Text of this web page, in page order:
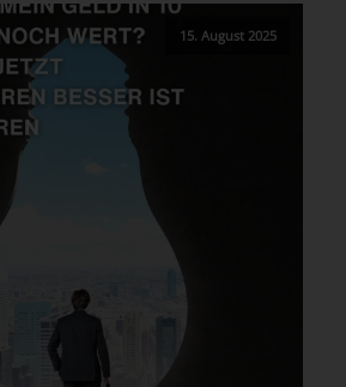
15. August 2025